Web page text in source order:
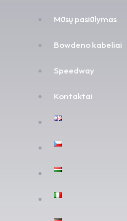
Mūsų pasiūlymas
Bowdeno kabeliai
Speedway
Kontaktai